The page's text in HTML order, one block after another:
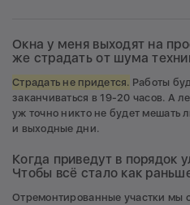
Окна у меня выходят на
же страдать от шума
Страдать не придется. Работы
заканчиваться в 19-20 часов. А
уж точно никто не будет мешать
и выходные дни.
Когда приведут в порядок
Чтобы всё стало как
Отремонтированные участки мы